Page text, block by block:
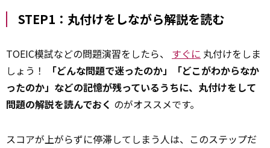
STEP1：丸付けをしながら解説を読む
TOEIC模試などの問題演習をしたら、 すぐに 丸付けをしま
しょう！
「どんな問題で迷ったのか」「どこがわからなか
ったのか」などの記憶が残っているうちに、丸付けをして
問題の解説を読んでおく のがオススメです。
スコアが上がらずに停滞してしまう人は、このステップだ